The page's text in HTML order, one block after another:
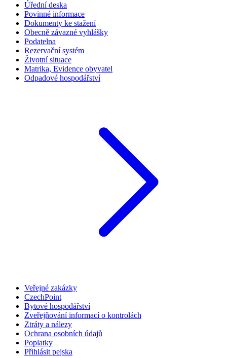
Úřední deska
Povinné informace
Dokumenty ke stažení
Obecně závazné vyhlášky
Podatelna
Rezervační systém
Životní situace
Matrika, Evidence obyvatel
Odpadové hospodářství
Veřejné zakázky
CzechPoint
Bytové hospodářství
Zveřejňování informací o kontrolách
Ztráty a nálezy
Ochrana osobních údajů
Poplatky
Přihlásit pejska